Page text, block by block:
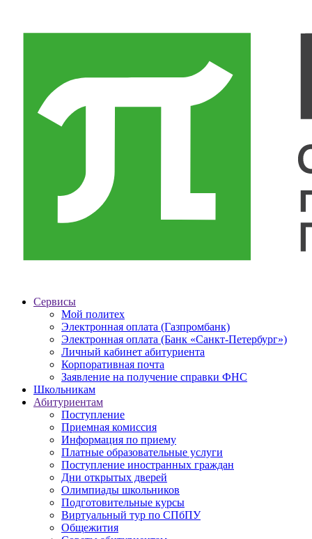
Сервисы
Мой политех
Электронная оплата (Газпромбанк)
Электронная оплата (Банк «Санкт-Петербург»)
Личный кабинет абитуриента
Корпоративная почта
Заявление на получение справки ФНС
Школьникам
Абитуриентам
Поступление
Приемная комиссия
Информация по приему
Платные образовательные услуги
Поступление иностранных граждан
Дни открытых дверей
Олимпиады школьников
Подготовительные курсы
Виртуальный тур по СПбПУ
Общежития